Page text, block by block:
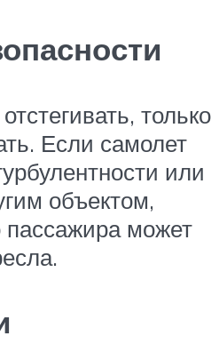
только
Если самолет
или
объектом,
пассажира может